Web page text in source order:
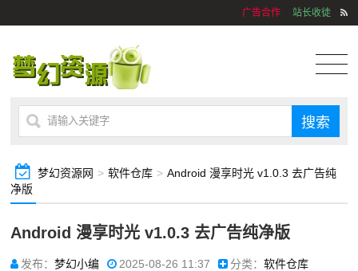
广告合作 站长收徒
梦幻资源网 > 软件仓库 > Android 漫享时光 v1.0.3 去广告纯
净版
Android 漫享时光 v1.0.3 去广告纯净版
发布：梦幻小编 2025-08-26 11:37 分类：软件仓库